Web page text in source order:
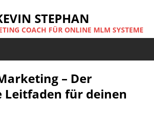
STEPHAN
COACH FÜR ONLINE MLM SYSTEME
– Der
für deinen